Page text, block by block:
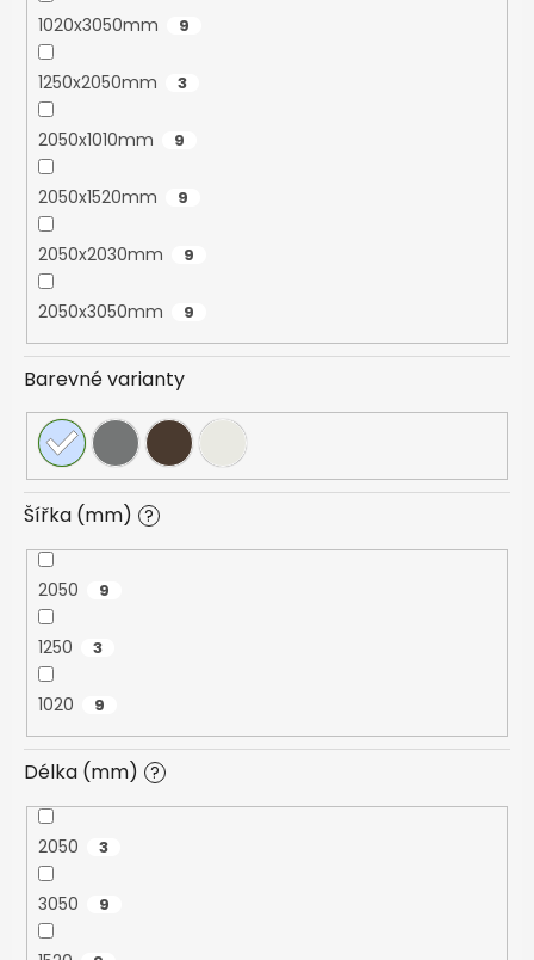
1020x3050mm 9
1250x2050mm 3
2050x1010mm 9
2050x1520mm 9
2050x2030mm 9
2050x3050mm 9
Barevné varianty
Šířka (mm) ?
2050 9
1250 3
1020 9
Délka (mm) ?
2050 3
3050 9